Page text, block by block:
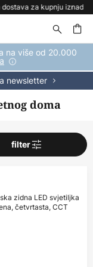
69 €
na više od 20.000
newsletter
doma
filter
zidna LED svjetiljka
četvrtasta, CCT